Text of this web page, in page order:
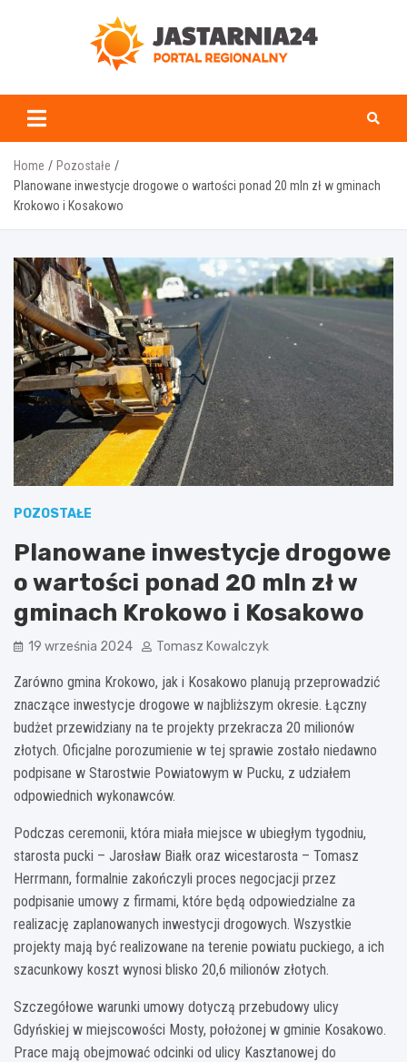
jastarnia24.pl
Home
Pozostałe
Planowane inwestycje drogowe o wartości ponad 20 mln zł w gminach
Krokowo i Kosakowo
POZOSTAŁE
Planowane inwestycje drogowe
o wartości ponad 20 mln zł w
gminach Krokowo i Kosakowo
19 września 2024 Tomasz Kowalczyk
Zarówno gmina Krokowo, jak i Kosakowo planują przeprowadzić
znaczące inwestycje drogowe w najbliższym okresie. Łączny
budżet przewidziany na te projekty przekracza 20 milionów
złotych. Oficjalne porozumienie w tej sprawie zostało niedawno
podpisane w Starostwie Powiatowym w Pucku, z udziałem
odpowiednich wykonawców.
Podczas ceremonii, która miała miejsce w ubiegłym tygodniu,
starosta pucki – Jarosław Białk oraz wicestarosta – Tomasz
Herrmann, formalnie zakończyli proces negocjacji przez
podpisanie umowy z firmami, które będą odpowiedzialne za
realizację zaplanowanych inwestycji drogowych. Wszystkie
projekty mają być realizowane na terenie powiatu puckiego, a ich
szacunkowy koszt wynosi blisko 20,6 milionów złotych.
Szczegółowe warunki umowy dotyczą przebudowy ulicy
Gdyńskiej w miejscowości Mosty, położonej w gminie Kosakowo.
Prace mają obejmować odcinki od ulicy Kasztanowej do